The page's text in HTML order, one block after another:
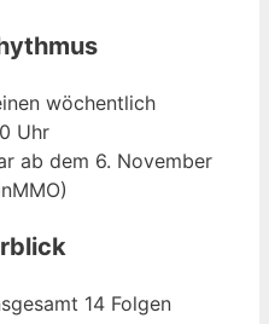
wöchentlich
Uhr
ab dem 6. November
14 Folgen